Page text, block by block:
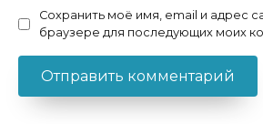
Сохранить моё имя, email и адрес
браузере для последующих моих